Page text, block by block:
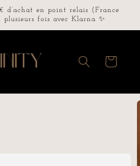
d’achat en point relais (France
fois avec Klarna ✨
Panier